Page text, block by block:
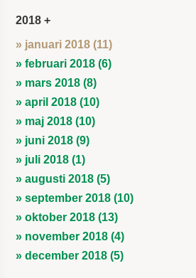
2018
» januari 2018 (11)
» februari 2018 (6)
» mars 2018 (8)
» april 2018 (10)
» maj 2018 (10)
» juni 2018 (9)
» juli 2018 (1)
» augusti 2018 (5)
» september 2018 (10)
» oktober 2018 (13)
» november 2018 (4)
» december 2018 (5)